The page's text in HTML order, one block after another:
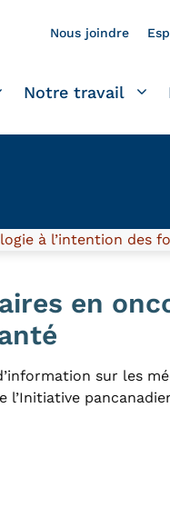
Nous joindre
Notre travail
à l’intention des
en
sur les